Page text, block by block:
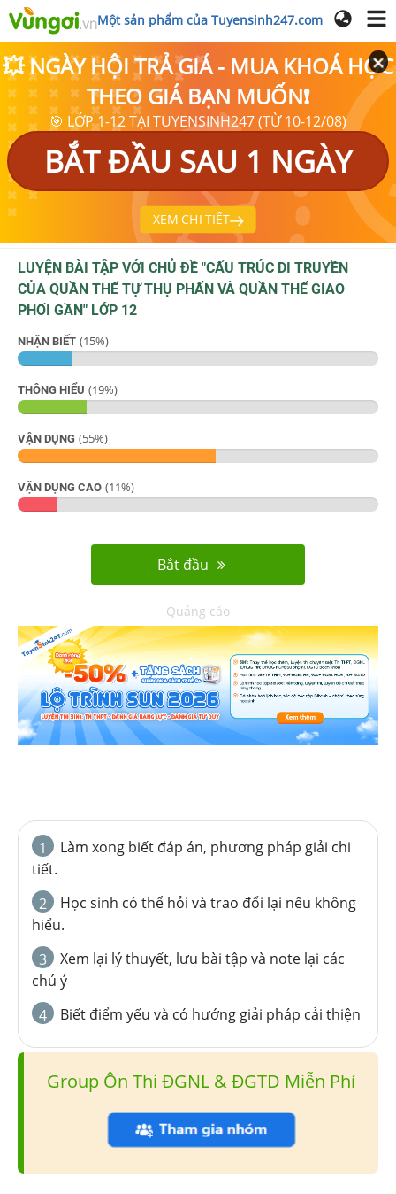
Một sản phẩm của Tuyensinh247.com
💥 NGÀY HỘI TRẢ GIÁ - MUA KHOÁ HỌC
THEO GIÁ BẠN MUỐN❗
🎯 LỚP 1-12 TẠI TUYENSINH247 (TỪ 10-12/08)
BẮT ĐẦU SAU 1 NGÀY
XEM CHI TIẾT
LUYỆN BÀI TẬP VỚI CHỦ ĐỀ "CẤU TRÚC DI TRUYỀN
CỦA QUẦN THỂ TỰ THỤ PHẤN VÀ QUẦN THỂ GIAO
PHỐI GẦN" LỚP 12
NHẬN BIẾT (15%)
THÔNG HIỂU (19%)
VẬN DỤNG (55%)
VẬN DỤNG CAO (11%)
Bắt đầu
Quảng cáo
1
Làm xong biết đáp án, phương pháp giải chi
tiết.
2
Học sinh có thể hỏi và trao đổi lại nếu không
hiểu.
3
Xem lại lý thuyết, lưu bài tập và note lại các
chú ý
4
Biết điểm yếu và có hướng giải pháp cải thiện
Group Ôn Thi ĐGNL & ĐGTD Miễn Phí